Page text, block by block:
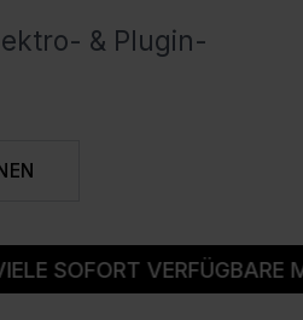
& Plugin-
VERFÜGBARE MODELLE!